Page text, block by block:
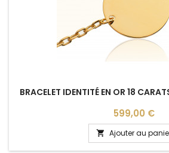
BRACELET IDENTITÉ EN OR 18
Prix
599,00 €
 Ajouter au